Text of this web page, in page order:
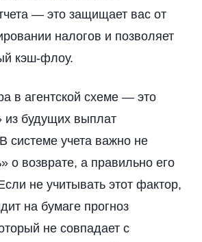
— это защищает вас от
налогов и позволяет
кэш-флоу.
в агентской схеме — это
из будущих выплат
системе учета важно не
о возврате, а правильно его
не учитывать этот фактор,
на бумаге прогноз
не совпадает с